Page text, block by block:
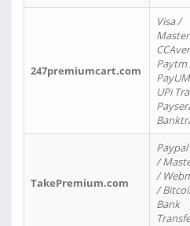
247premiumcart.com
Visa /
Paytm
UPi
TakePremium.com
/
/
/
Bank